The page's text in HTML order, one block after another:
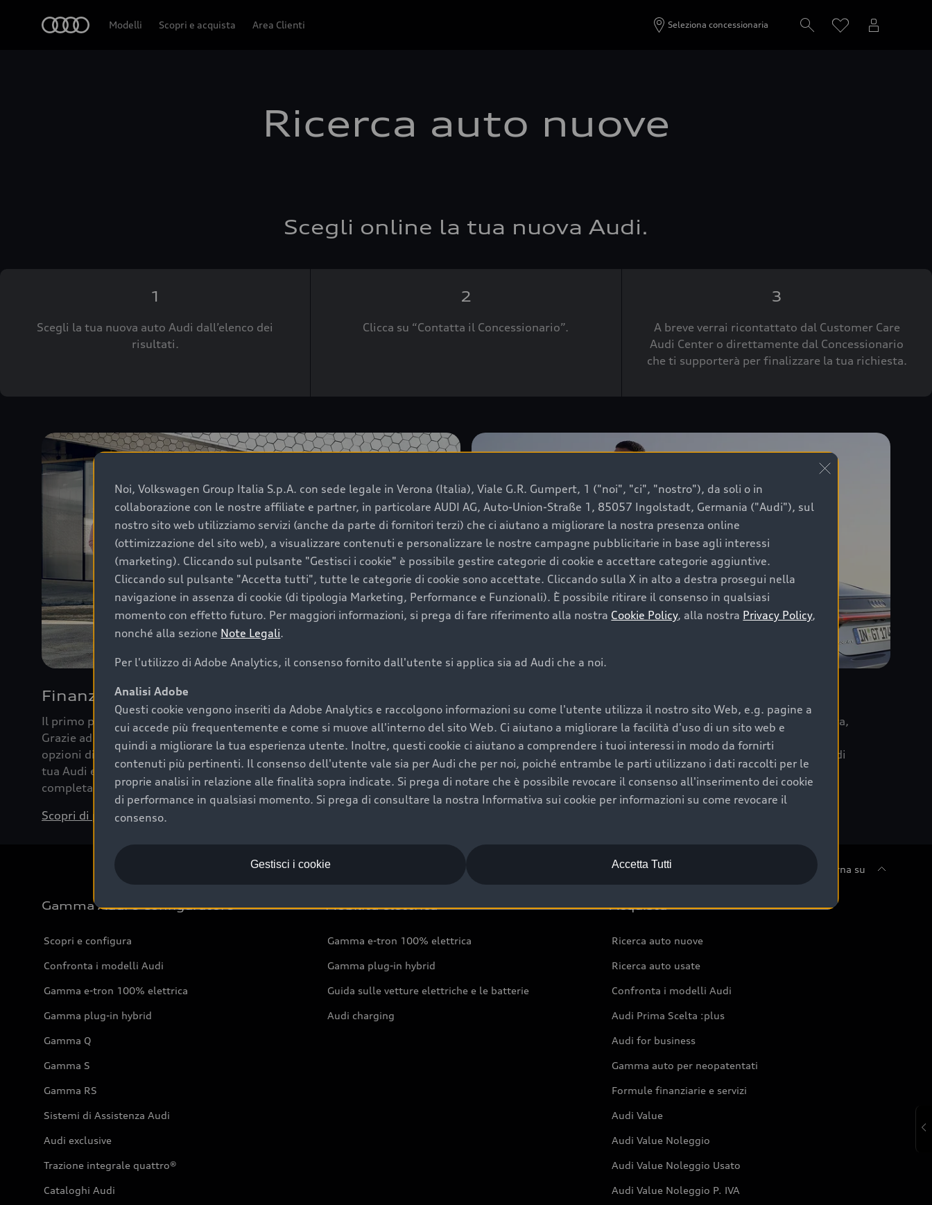
Modelli Scopri e acquista Area Clienti Seleziona concessionaria
Ricerca auto nuove
Scegli online la tua nuova Audi.
1
Scegli la tua nuova auto Audi dall’elenco dei
risultati.
2
Clicca su “Contatta il Concessionario”.
3
A breve verrai ricontattato dal Customer Care
Audi Center o direttamente dal Concessionario
che ti supporterà per finalizzare la tua richiesta.
Finanziare la tua Audi
Il primo passo verso l’emozione di guidare un’Audi è comprarne una.
Grazie ad Audi Financial Services possiamo fornirti un’ampia gamma di
opzioni di acquisto. Con Audi Value ti garantiamo il valore futuro della
tua Audi e, al termine del finanziamento, tutta la libertà di scegliere se
completare l’acquisto, sostituirla o restituirla.
Scopri di più
Per la tua nuova Audi, entro la data di immatricolazione della vettura,
puoi attivare il Piano Premium Care. Scopri i cinque diversi livelli di
copertura previsti, personalizzati secondo le tabelle manutenzione di
ogni auto.
Scopri di più
Torna su
Gamma Audi e Configuratore
Scopri e configura
Confronta i modelli Audi
Gamma e-tron 100% elettrica
Gamma plug-in hybrid
Gamma Q
Gamma S
Gamma RS
Sistemi di Assistenza Audi
Audi exclusive
Trazione integrale quattro®
Cataloghi Audi
Mobilità elettrica
Gamma e-tron 100% elettrica
Gamma plug-in hybrid
Guida sulle vetture elettriche e le batterie
Audi charging
Acquista
Ricerca auto nuove
Ricerca auto usate
Confronta i modelli Audi
Audi Prima Scelta :plus
Audi for business
Gamma auto per neopatentati
Formule finanziarie e servizi
Audi Value
Audi Value Noleggio
Audi Value Noleggio Usato
Audi Value Noleggio P. IVA
Noi, Volkswagen Group Italia S.p.A. con sede legale in Verona (Italia), Viale G.R. Gumpert, 1 ("noi", "ci", "nostro"), da soli o in
collaborazione con le nostre affiliate e partner, in particolare AUDI AG, Auto-Union-Straße 1, 85057 Ingolstadt, Germania ("Audi"), sul
nostro sito web utilizziamo servizi (anche da parte di fornitori terzi) che ci aiutano a migliorare la nostra presenza online
(ottimizzazione del sito web), a visualizzare contenuti e personalizzare le nostre campagne pubblicitarie in base agli interessi
(marketing). Cliccando sul pulsante "Gestisci i cookie" è possibile gestire categorie di cookie e accettare categorie aggiuntive.
Cliccando sul pulsante "Accetta tutti", tutte le categorie di cookie sono accettate. Cliccando sulla X in alto a destra prosegui nella
navigazione in assenza di cookie (di tipologia Marketing, Performance e Funzionali). È possibile ritirare il consenso in qualsiasi
momento con effetto futuro. Per maggiori informazioni, si prega di fare riferimento alla nostra Cookie Policy, alla nostra Privacy Policy,
nonché alla sezione Note Legali.
Per l'utilizzo di Adobe Analytics, il consenso fornito dall'utente si applica sia ad Audi che a noi.
Analisi Adobe
Questi cookie vengono inseriti da Adobe Analytics e raccolgono informazioni su come l'utente utilizza il nostro sito Web, e.g. pagine a
cui accede più frequentemente e come si muove all'interno del sito Web. Ci aiutano a migliorare la facilità d'uso di un sito web e
quindi a migliorare la tua esperienza utente. Inoltre, questi cookie ci aiutano a comprendere i tuoi interessi in modo da fornirti
contenuti più pertinenti. Il consenso dell'utente vale sia per Audi che per noi, poiché entrambe le parti utilizzano i dati raccolti per le
proprie analisi in relazione alle finalità sopra indicate. Si prega di notare che è possibile revocare il consenso all'inserimento dei cookie
di performance in qualsiasi momento. Si prega di consultare la nostra Informativa sui cookie per informazioni su come revocare il
consenso.
Accetta Tutti
Gestisci i cookie